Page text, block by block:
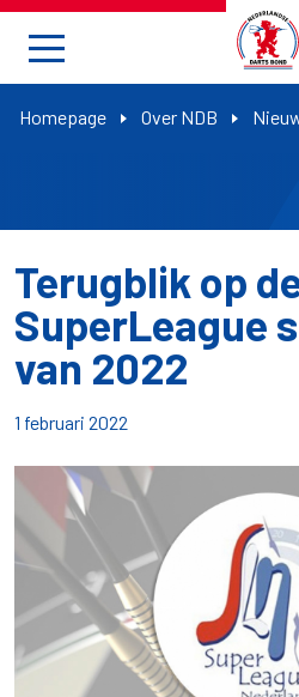
Homepage Over NDB
Terugblik op
SuperLeague
van 2022
1 februari 2022